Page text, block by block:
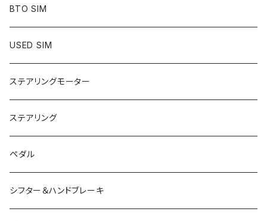
mod／デジタルコンテンツ
シート
ステアリング
SIMアイテム
アパレル
BTO SIM
USED SIM
ステアリングモーター
ステアリング
ペダル
シフター＆ハンドブレーキ